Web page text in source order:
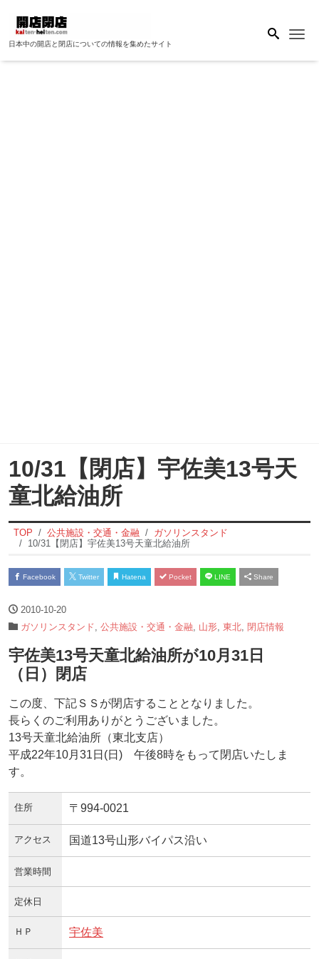
日本中の開店と閉店についての情報を集めたサイト
10/31【閉店】宇佐美13号天
童北給油所
TOP 公共施設・交通・金融
ガソリンスタンド
10/31【閉店】宇佐美13号天童北給油所
Facebook Twitter Hatena Pocket LINE Share
2010-10-20
ガソリンスタンド 公共施設・交通・金融 山形 東北 閉店情報
宇佐美13号天童北給油所が10月31日
（日）閉店
この度、下記ＳＳが閉店することとなりました。
長らくのご利用ありがとうございました。
13号天童北給油所（東北支店）
平成22年10月31日(日) 午後8時をもって閉店いたしま
す。
住所 〒994-0021
アクセス 国道13号山形バイパス沿い
営業時間
定休日
ＨＰ 宇佐美